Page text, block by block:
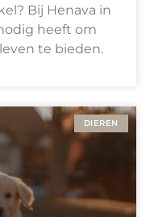
Bij Henava in
heeft om
te bieden.
DIEREN